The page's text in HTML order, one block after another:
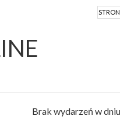
Brak wydarzeń w